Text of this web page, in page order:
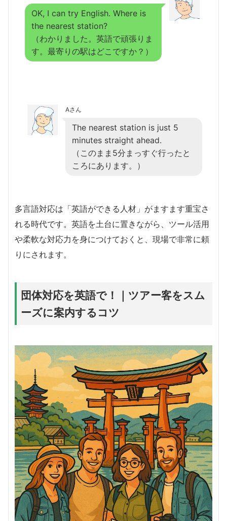
OK, I can try English. Where is
the nearest station?
（わかりました。英語で頑張りま
す。最寄りの駅はどこですか？）
Aさん
The nearest station is just 5
minutes straight ahead.
（このまま5分まっすぐ行ったと
ころにあります。）
多言語対応は「英語ができる人材」がますます重宝さ
れる時代です。英語を土台に置きながら、ツール活用
や柔軟な対応力を身につけておくと、現場で非常に頼
りにされます。
団体対応を英語で！｜ツアー客をスム
ーズに案内するコツ